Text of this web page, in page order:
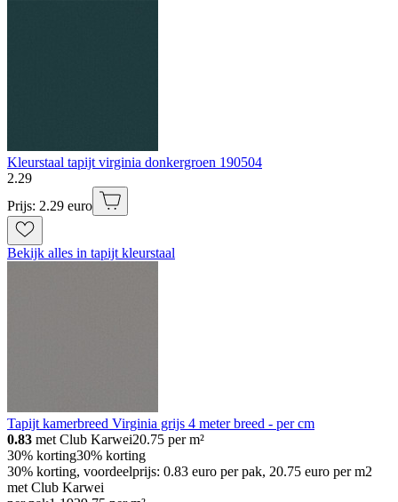
Kleurstaal tapijt virginia donkergroen 190504
2.29
Prijs: 2.29 euro
Bekijk alles in tapijt kleurstaal
Tapijt kamerbreed Virginia grijs 4 meter breed - per cm
0.83 met Club Karwei20.75 per m²
30% korting30% korting
30% korting, voordeelprijs: 0.83 euro per pak, 20.75 euro per m2
met Club Karwei